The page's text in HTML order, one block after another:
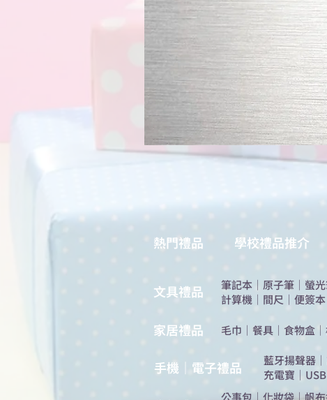
熱門禮品 學校禮品推介
​文具禮品 筆記本 ｜ 原子筆 ｜ 螢
計算機 ｜ 間尺 ｜ 便簽本
​家居禮品 ​毛巾 ｜ 餐具 ｜ 食物盒 ｜
手機｜電子禮品 ​藍牙揚聲器 ｜
充電寶 ｜ USB
公事包 ｜ 化妝袋 ｜ 帆